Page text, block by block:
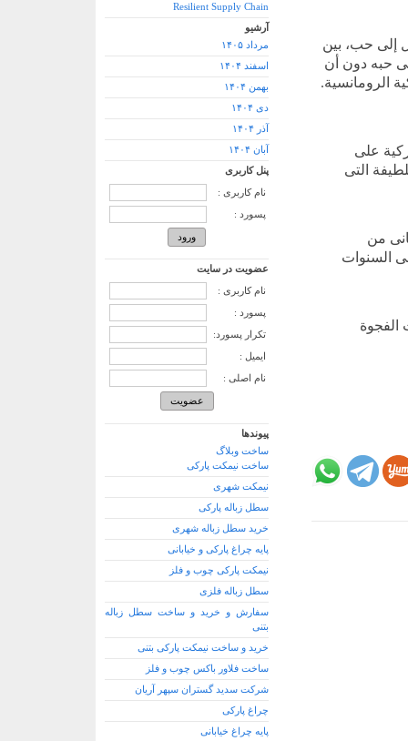
إلی حب، بین
حبه دون أن
الرومانسیة.
علی
التی
من
السنوات
الفجوة
Resilient Supply Chain
آرشیو
مرداد ۱۴۰۵
اسفند ۱۴۰۴
بهمن ۱۴۰۴
دی ۱۴۰۴
آذر ۱۴۰۴
آبان ۱۴۰۴
پنل کاربری
نام کاربری :
پسورد :
عضویت در سایت
نام کاربری :
پسورد :
تکرار پسورد:
ایمیل :
نام اصلی :
پیوندها
ساخت وبلاگ
ساخت نیمکت پارکی
نیمکت شهری
سطل زباله پارکی
خرید سطل زباله شهری
پایه چراغ پارکی و خیابانی
نیمکت پارکی چوب و فلز
سطل زباله فلزی
سفارش و خرید و ساخت سطل زباله
بتنی
خرید و ساخت نیمکت پارکی بتنی
ساخت فلاور باکس چوب و فلز
شرکت سدید گستران سپهر آریان
چراغ پارکی
پایه چراغ خیابانی